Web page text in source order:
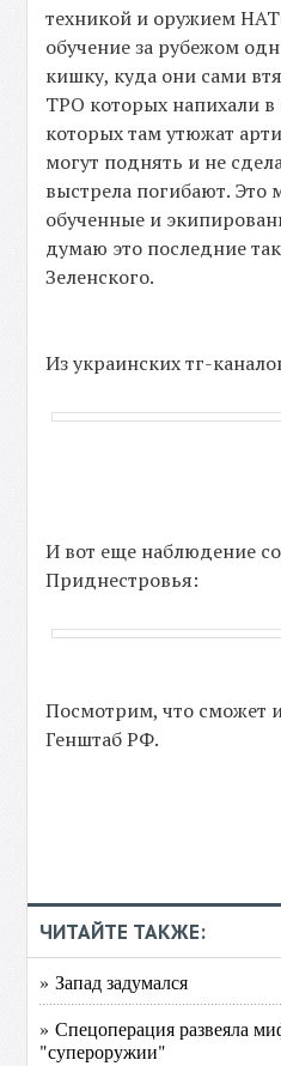
техникой и оружием
обучение за рубежом
кишку, куда они сами
ТРО которых напихали
которых там утюжат
могут поднять и не
выстрела погибают. Это
обученные и
думаю это последние
Зеленского.
Из украинских тг-
И вот еще наблюдение
Приднестровья:
Посмотрим, что сможет
Генштаб РФ.
ЧИТАЙТЕ ТАКЖЕ:
» Запад задумался
» Спецоперация развеяла
"супероружии"